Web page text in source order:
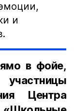
и
в фойе,
Центра